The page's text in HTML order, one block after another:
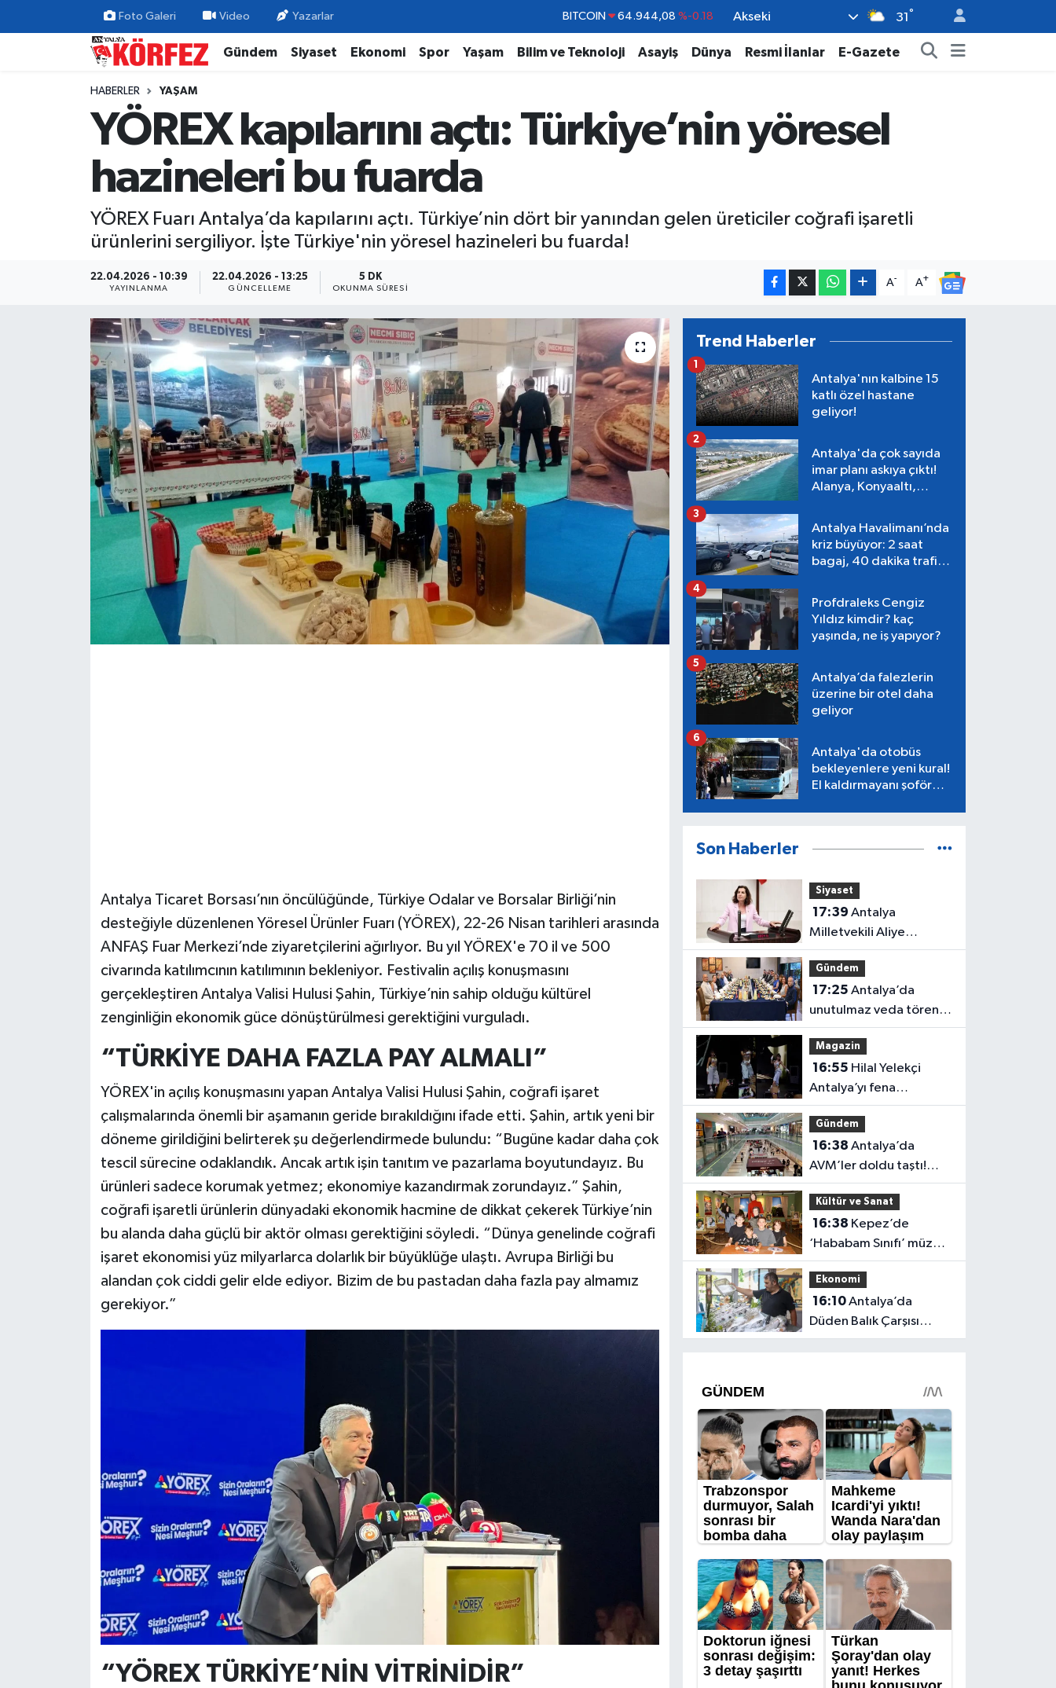
Foto Galeri Video Yazarlar DOLAR 47,7436 %0.18
EURO 55,2510 %0.32
BİST100 13.779 %-14
Akseki 31 °
Gündem Siyaset Ekonomi Spor Yaşam Bilim ve Teknoloji Asayiş Dünya Resmi İlanlar E-Gazete
HABERLER YAŞAM
YÖREX kapılarını açtı: Türkiye’nin yöresel
hazineleri bu fuarda
YÖREX Fuarı Antalya’da kapılarını açtı. Türkiye’nin dört bir yanından gelen üreticiler coğrafi işaretli
ürünlerini sergiliyor. İşte Türkiye'nin yöresel hazineleri bu fuarda!
22.04.2026 - 10:39
YAYINLANMA
22.04.2026 - 13:25
GÜNCELLEME
5 DK
OKUNMA SÜRESI
A- A+
Antalya Ticaret Borsası’nın öncülüğünde, Türkiye Odalar ve Borsalar Birliği’nin
desteğiyle düzenlenen Yöresel Ürünler Fuarı (YÖREX), 22-26 Nisan tarihleri arasında
ANFAŞ Fuar Merkezi’nde ziyaretçilerini ağırlıyor. Bu yıl YÖREX'e 70 il ve 500
civarında katılımcının katılımının bekleniyor. Festivalin açılış konuşmasını
gerçekleştiren Antalya Valisi Hulusi Şahin, Türkiye’nin sahip olduğu kültürel
zenginliğin ekonomik güce dönüştürülmesi gerektiğini vurguladı.
“TÜRKİYE DAHA FAZLA PAY ALMALI”
YÖREX'in açılış konuşmasını yapan Antalya Valisi Hulusi Şahin, coğrafi işaret
çalışmalarında önemli bir aşamanın geride bırakıldığını ifade etti. Şahin, artık yeni bir
döneme girildiğini belirterek şu değerlendirmede bulundu: “Bugüne kadar daha çok
tescil sürecine odaklandık. Ancak artık işin tanıtım ve pazarlama boyutundayız. Bu
ürünleri sadece korumak yetmez; ekonomiye kazandırmak zorundayız.” Şahin,
coğrafi işaretli ürünlerin dünyadaki ekonomik hacmine de dikkat çekerek Türkiye’nin
bu alanda daha güçlü bir aktör olması gerektiğini söyledi. “Dünya genelinde coğrafi
işaret ekonomisi yüz milyarlarca dolarlık bir büyüklüğe ulaştı. Avrupa Birliği bu
alandan çok ciddi gelir elde ediyor. Bizim de bu pastadan daha fazla pay almamız
gerekiyor.”
“YÖREX TÜRKİYE’NİN VİTRİNİDİR”
Trend Haberler
Antalya'nın kalbine 15
katlı özel hastane
geliyor!
1
Antalya'da çok sayıda
imar planı askıya çıktı!
Alanya, Konyaaltı,
2
Antalya Havalimanı’nda
kriz büyüyor: 2 saat
bagaj, 40 dakika trafik,
3
Profdraleks Cengiz
Yıldız kimdir? kaç
yaşında, ne iş yapıyor?
4
Antalya’da falezlerin
üzerine bir otel daha
geliyor
5
Antalya'da otobüs
bekleyenlere yeni kural!
El kaldırmayanı şoför
6
Son Haberler
Siyaset
17:39
Milletvekili Aliye
Coşar'dan Çocuk Yasası
tepkisi
Gündem
17:25
unutulmaz veda töreni!
Protokol buluştu
Magazin
16:55
Antalya’yı fena
“Hileledi”! O anlar
gündem oldu
Gündem
16:38
AVM’ler doldu taştı!
vatandaşların geliş
nedeni farklı çıktı
Kültür ve Sanat
16:38
‘Hababam Sınıfı’ müzesi
boş kalmıyor: Ayda 7 bin
ziyaretçi
Ekonomi
16:10Antalya’da
Düden Balık Çarşısı
balıkseverlerin uğrak
Gündem
Yerel Yönetim
Magazin
Kültür ve Sanat
Nöbetçi Eczaneler
Trafik Durumu
Süper Lig Puan Durumu ve Fikstür
Tüm Manşetler